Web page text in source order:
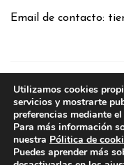
Email de contacto:
Utilizamos cookies
servicios y mostrarte
preferencias mediante
Para más información
nuestra Pólitica de
Puedes aprender más